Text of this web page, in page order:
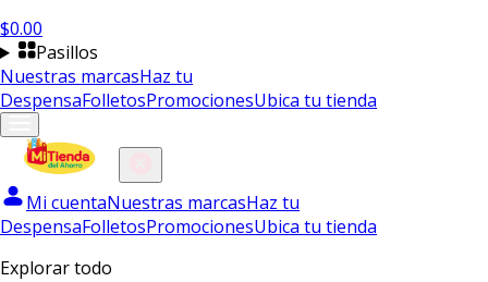
$0.00
Pasillos
Nuestras marcasHaz tu
DespensaFolletosPromocionesUbica tu tienda
Mi cuentaNuestras marcasHaz tu
DespensaFolletosPromocionesUbica tu tienda
Explorar todo